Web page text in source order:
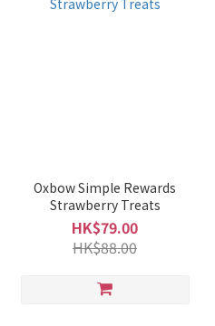
Oxbow Simple Rewards
Strawberry Treats
HK$79.00
HK$88.00